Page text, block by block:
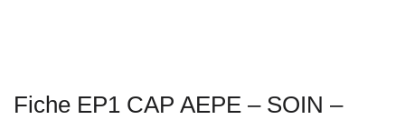
Fiche EP1 CAP AEPE – SOIN –